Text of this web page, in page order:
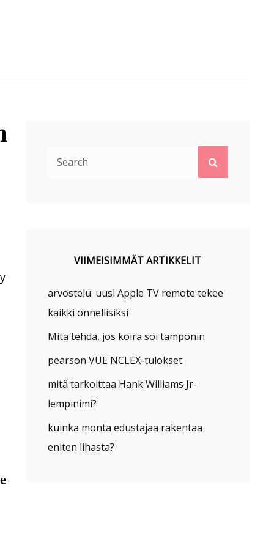
VIIMEISIMMÄT ARTIKKELIT
arvostelu: uusi Apple TV remote tekee
kaikki onnellisiksi
Mitä tehdä, jos koira söi tamponin
pearson VUE NCLEX-tulokset
mitä tarkoittaa Hank Williams Jr-
lempinimi?
kuinka monta edustajaa rakentaa
eniten lihasta?